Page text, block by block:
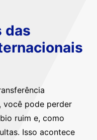
das
você pode perder
ruim e, como
Isso acontece